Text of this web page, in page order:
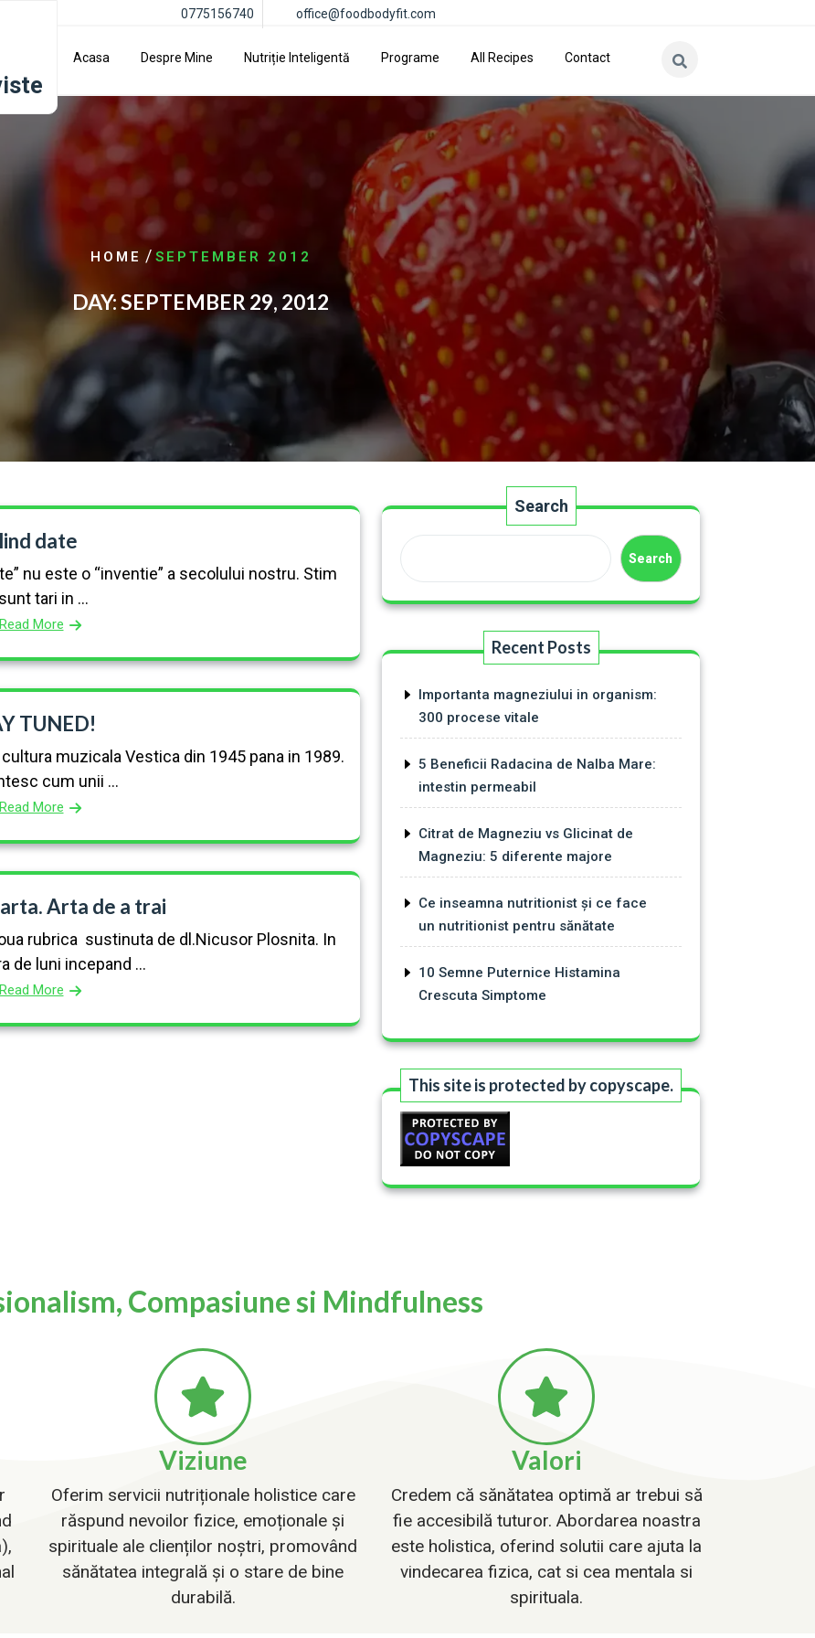
0775156740 office@foodbodyfit.com
Acasa Despre Mine Nutriție Inteligentă Programe All Recipes Contact
HOME / SEPTEMBER 2012
DAY:SEPTEMBER 29, 2012
date
nu este o “inventie” a secolului nostru. Stim
tari in ...
Read More
TUNED!
muzicala Vestica din 1945 pana in 1989.
cum unii ...
Read More
Arta de a trai
rubrica sustinuta de dl.Nicusor Plosnita. In
de luni incepand ...
Read More
Search
Search
Recent Posts
Importanta magneziului in organism:
300 procese vitale
5 Beneficii Radacina de Nalba Mare:
intestin permeabil
Citrat de Magneziu vs Glicinat de
Magneziu: 5 diferente majore
Ce inseamna nutritionist și ce face
un nutritionist pentru sănătate
10 Semne Puternice Histamina
Crescuta Simptome
This site is protected by copyscape.
Compasiune si Mindfulness
Viziune
Oferim servicii nutriționale holistice care
răspund nevoilor fizice, emoționale și
spirituale ale clienților noștri, promovând
sănătatea integrală și o stare de bine
durabilă.
Valori
Credem că sănătatea optimă ar trebui să
fie accesibilă tuturor. Abordarea noastra
este holistica, oferind solutii care ajuta la
vindecarea fizica, cat si cea mentala si
spirituala.